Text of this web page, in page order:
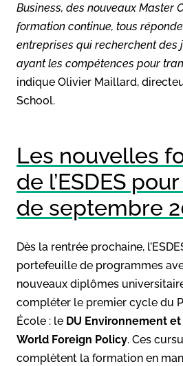
Business, des nouveaux Master
formation continue, tous
entreprises qui recherchent des
ayant les compétences pour
indique Olivier Maillard,
School.
Les nouvelles
de l’ESDES
de septembre
Dès la rentrée prochaine,
portefeuille de programmes
nouveaux diplômes
compléter le premier cycle du
École : le DU Environnement
World Foreign Policy. Ces
complètent la formation en